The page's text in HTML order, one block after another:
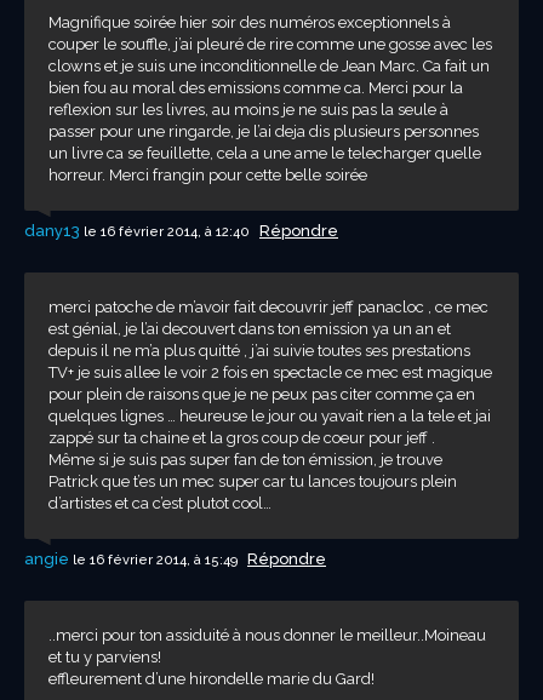
Magnifique soirée hier soir des numéros exceptionnels à
couper le souffle, j’ai pleuré de rire comme une gosse avec les
clowns et je suis une inconditionnelle de Jean Marc. Ca fait un
bien fou au moral des emissions comme ca. Merci pour la
reflexion sur les livres, au moins je ne suis pas la seule à
passer pour une ringarde, je l’ai deja dis plusieurs personnes
un livre ca se feuillette, cela a une ame le telecharger quelle
horreur. Merci frangin pour cette belle soirée
dany13 le 16 février 2014, à 12:40 Répondre
merci patoche de m’avoir fait decouvrir jeff panacloc , ce mec
est génial, je l’ai decouvert dans ton emission ya un an et
depuis il ne m’a plus quitté , j’ai suivie toutes ses prestations
TV+ je suis allee le voir 2 fois en spectacle ce mec est magique
pour plein de raisons que je ne peux pas citer comme ça en
quelques lignes … heureuse le jour ou yavait rien a la tele et jai
zappé sur ta chaine et la gros coup de coeur pour jeff .
Même si je suis pas super fan de ton émission, je trouve
Patrick que t’es un mec super car tu lances toujours plein
d’artistes et ca c’est plutot cool…
angie le 16 février 2014, à 15:49 Répondre
..merci pour ton assiduité à nous donner le meilleur..Moineau
et tu y parviens!
effleurement d’une hirondelle marie du Gard!